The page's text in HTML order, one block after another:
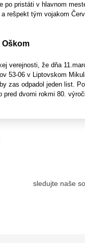
po pristáti v hlavnom
rešpekt tým vojakom
Oškom
verejnosti, že dňa
53-06 v Liptovskom
zas odpadol jeden list.
dvomi rokmi 80.
sledujte naše